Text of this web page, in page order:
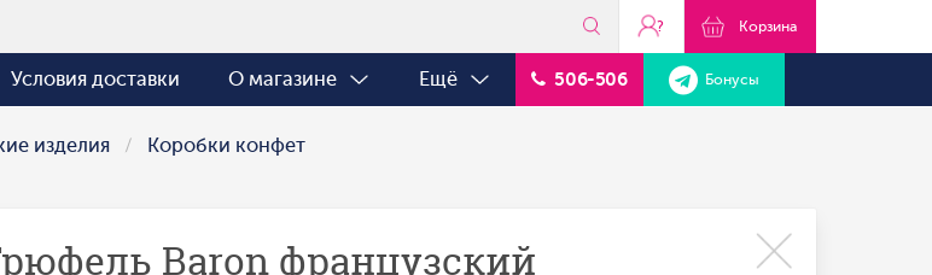
? Корзина
Условия доставки О магазине Ещё 506-506 Бонусы
изделия Коробки конфет
Baron французский